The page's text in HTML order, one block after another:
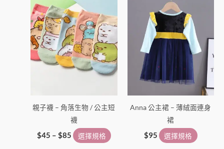
親子襪 – 角落生物 / 公主短
襪
$45 – $85 選擇規格
頁
面
選
擇
選
Anna 公主裙 – 薄絨面連身
裙
$95 選擇規格
選